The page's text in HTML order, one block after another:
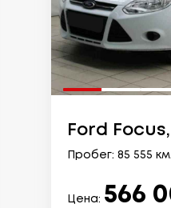
Ford Focus,
Пробег: 85 555 км.
Цена: 566